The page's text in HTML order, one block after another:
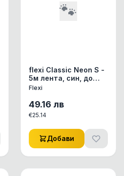
🐾
flexi Classic Neon S -
5м лента, син, до
15кг -
Flexi
49.16 лв
€25.14
Добави